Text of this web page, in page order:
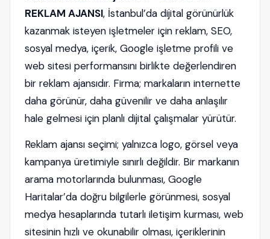
REKLAM AJANSI, İstanbul’da dijital görünürlük
kazanmak isteyen işletmeler için reklam, SEO,
sosyal medya, içerik, Google işletme profili ve
web sitesi performansını birlikte değerlendiren
bir reklam ajansıdır. Firma; markaların internette
daha görünür, daha güvenilir ve daha anlaşılır
hale gelmesi için planlı dijital çalışmalar yürütür.
Reklam ajansı seçimi; yalnızca logo, görsel veya
kampanya üretimiyle sınırlı değildir. Bir markanın
arama motorlarında bulunması, Google
Haritalar’da doğru bilgilerle görünmesi, sosyal
medya hesaplarında tutarlı iletişim kurması, web
sitesinin hızlı ve okunabilir olması, içeriklerinin